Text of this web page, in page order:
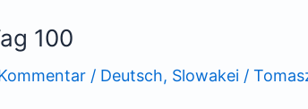
100
/ Deutsch, Slowakei /